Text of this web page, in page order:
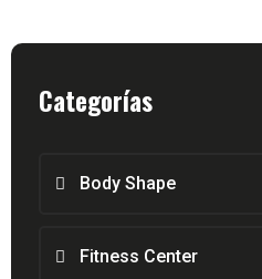
Categorías
Body Shape
Fitness Center